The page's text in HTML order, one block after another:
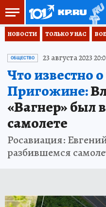
НОВОСТИ ТОЛЬКО У НАС
ОБЩЕСТВО 23 августа 2023
Что известно
Пригожине:
«Вагнер» был
самолете
Росавиация:
разбившемся